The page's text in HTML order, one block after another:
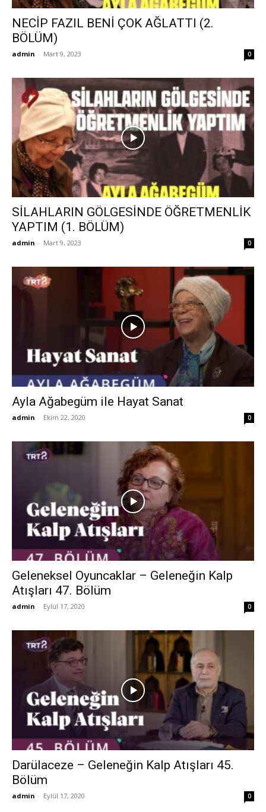
NECİP FAZIL BENİ ÇOK AĞLATTI (2.
BÖLÜM)
admin - Mart 9, 2023 0
SİLAHLARIN GÖLGESİNDE ÖĞRETMENLİK
YAPTIM (1. BÖLÜM)
admin - Mart 9, 2023 0
Ayla Ağabegüm ile Hayat Sanat
admin - Ekim 22, 2020 0
Geleneksel Oyuncaklar – Geleneğin Kalp
Atışları 47. Bölüm
admin - Eylül 17, 2020 0
Darülaceze – Geleneğin Kalp Atışları 45.
Bölüm
admin - Eylül 17, 2020 0